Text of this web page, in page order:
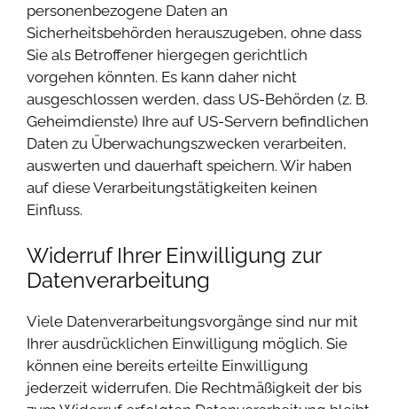
personenbezogene Daten an
Sicherheitsbehörden herauszugeben, ohne dass
Sie als Betroffener hiergegen gerichtlich
vorgehen könnten. Es kann daher nicht
ausgeschlossen werden, dass US-Behörden (z. B.
Geheimdienste) Ihre auf US-Servern befindlichen
Daten zu Überwachungszwecken verarbeiten,
auswerten und dauerhaft speichern. Wir haben
auf diese Verarbeitungstätigkeiten keinen
Einfluss.
Widerruf Ihrer Einwilligung zur
Datenverarbeitung
Viele Datenverarbeitungsvorgänge sind nur mit
Ihrer ausdrücklichen Einwilligung möglich. Sie
können eine bereits erteilte Einwilligung
jederzeit widerrufen. Die Rechtmäßigkeit der bis